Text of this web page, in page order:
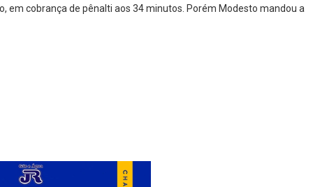
em cobrança de pênalti aos 34 minutos. Porém Modesto mandou a